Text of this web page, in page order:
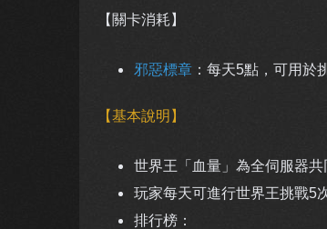
【關卡消耗】
邪惡標章 ：每天5點，可用於
【基本說明】
世界王「血量」為全伺服器
玩家每天可進行世界王挑戰5
排行榜：